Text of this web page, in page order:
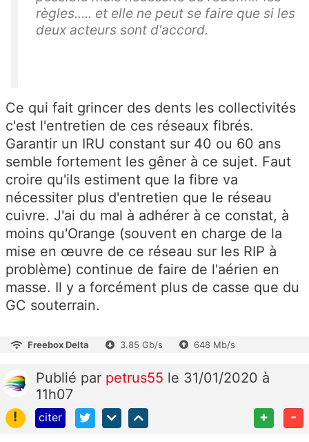
règles..... et elle ne peut se faire que si les
deux acteurs sont d'accord.
Ce qui fait grincer des dents les collectivités
c'est l'entretien de ces réseaux fibrés.
Garantir un IRU constant sur 40 ou 60 ans
semble fortement les gêner à ce sujet. Faut
croire qu'ils estiment que la fibre va
nécessiter plus d'entretien que le réseau
cuivre. J'ai du mal à adhérer à ce constat, à
moins qu'Orange (souvent en charge de la
mise en œuvre de ce réseau sur les RIP à
problème) continue de faire de l'aérien en
masse. Il y a forcément plus de casse que du
GC souterrain.
Freebox Delta 3.85 Gb/s 648 Mb/s
Publié par petrus55 le 31/01/2020 à
11h07
!
citer + -